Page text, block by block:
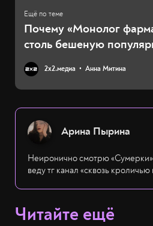
Почему «Монолог
столь бешеную
2х2.медиа Анна Митина
Арина Пырина
Неиронично смотрю
веду тг канал «сквозь кроличью
Читайте ещё